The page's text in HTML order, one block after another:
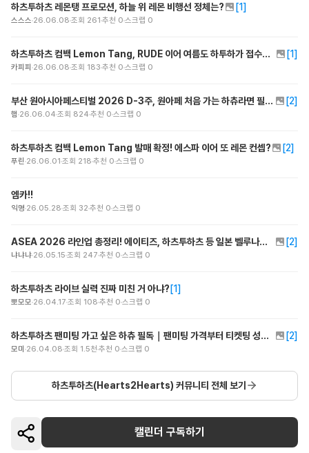
캘린더 구독하기
하츠투하츠 레몬탱 프로모션, 하늘 위 레몬 비행선 정체는? [1]
스스스 26.06.08 조회 261 추천 0 스크랩 0
하츠투하츠 컴백 Lemon Tang, RUDE 이어 여름도 하투하가 접수한다 [1]
카피피 26.06.08 조회 183 추천 0 스크랩 0
부산 원아시아페스티벌 2026 D-3주, 원아페 처음 가는 하츄라면 필독! [2]
햄 26.06.04 조회 824 추천 0 스크랩 0
하츠투하츠 컴백 Lemon Tang 발매 확정! 에스파 이어 또 레몬 컨셉? [2]
푸린 26.06.01 조회 218 추천 0 스크랩 0
엠카!!
익명 26.05.28 조회 32 추천 0 스크랩 0
ASEA 2026 라인업 총정리! 에이티즈, 하츠투하츠 등 일본 벨루나돔 출격 [2]
냐냐냐 26.05.15 조회 247 추천 0 스크랩 0
하츠투하츠 라이브 실력 진짜 미친 거 아냐? [1]
뽀모모 26.04.17 조회 108 추천 0 스크랩 0
하츠투하츠 팬미팅 가고 싶은 하츄 필독｜팬미팅 가격부터 티켓팅 성공법까지! [2]
모미 26.04.08 조회 1.5천 추천 0 스크랩 0
하츠투하츠(Hearts2Hearts) 커뮤니티 전체 보기